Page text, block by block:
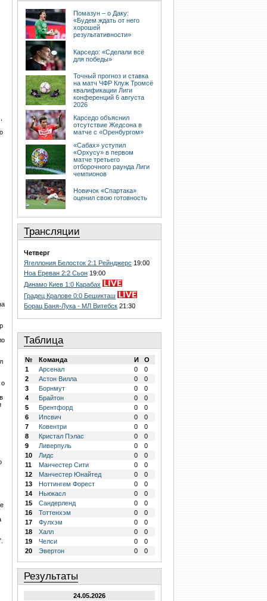
о
Помазун – о Даку:
«Будем ждать от него
хорошей
результативности»
Карседо: «Сделали всё
для победы»
Точный прогноз и ставка
на матч ЧФР Клуж Тромсё
квалификации Лиги
конференций 6 августа
2026
Карседо объяснил
отсутствие Жедсона в
матче с «Оренбургом»
«Сабах» уступил
«Орхусу» в первом
матче третьего
отборочного раунда Лиги
чемпионов
Новичок «Спартака»
оценил свою готовность
Трансляции
Четверг
Ягеллония Белосток 2:1 Рейнджерс 19:00
Ноа Ереван 2:2 Сьон 19:00
Динамо Киев 1:0 Карабах
Градец Кралове 0:0 Бешикташ
Борац Баня-Лука - МЛ Витебск 21:30
Таблица
№ Команда И
О
1
Арсенал 0
0
2
Астон Вилла 0
0
3
Борнмут 0
0
4
Брайтон 0
0
5
Брентфорд 0
0
6
Ипсвич 0
0
7
Ковентри 0
0
8
Кристал Пэлас 0
0
9
Ливерпуль 0
0
10
Лидс 0
0
11
Манчестер Сити 0
0
12
Манчестер Юнайтед 0
0
13
Ноттингем Форест 0
0
14
Ньюкасл 0
0
15
Сандерленд 0
0
16
Тоттенхэм 0
0
17
Фулхэм 0
0
18
Халл 0
0
19
Челси 0
0
20
Эвертон 0 0
Результаты
24.05.2026